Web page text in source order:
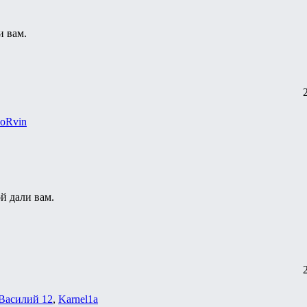
вам.
дали вам.
12, Karnel1a